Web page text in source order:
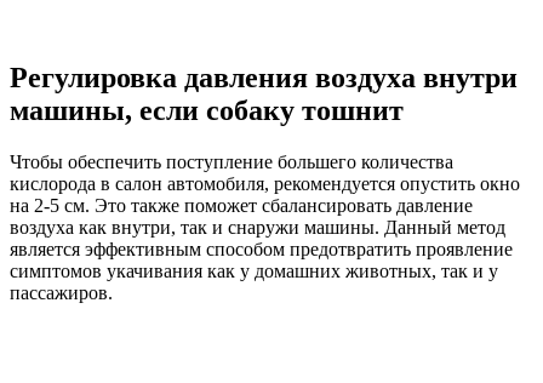
Регулировка давления воздуха внутри
машины, если собаку тошнит
Чтобы обеспечить поступление большего количества
кислорода в салон автомобиля, рекомендуется опустить окно
на 2-5 см. Это также поможет сбалансировать давление
воздуха как внутри, так и снаружи машины. Данный метод
является эффективным способом предотвратить проявление
симптомов укачивания как у домашних животных, так и у
пассажиров.